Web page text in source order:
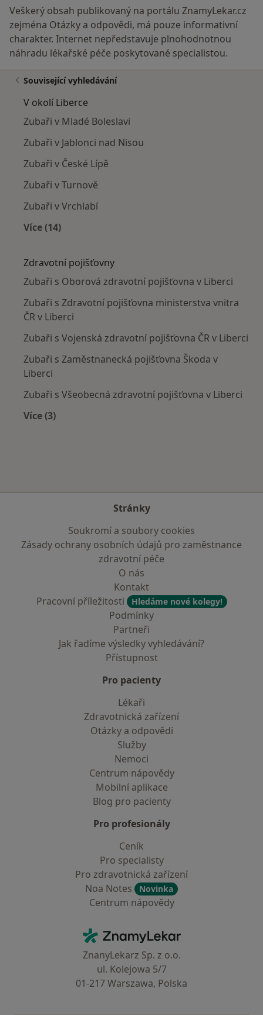
Veškerý obsah publikovaný na portálu ZnamyLekar.cz
zejména Otázky a odpovědi, má pouze informativní
charakter. Internet nepředstavuje plnohodnotnou
náhradu lékařské péče poskytované specialistou.
Související vyhledávání
V okolí Liberce
Zubaři v Mladé Boleslavi
Zubaři v Jablonci nad Nisou
Zubaři v České Lípě
Zubaři v Turnově
Zubaři v Vrchlabí
Více (14)
Zdravotní pojišťovny
Zubaři s Oborová zdravotní pojišťovna v Liberci
Zubaři s Zdravotní pojišťovna ministerstva vnitra
ČR v Liberci
Zubaři s Vojenská zdravotní pojišťovna ČR v Liberci
Zubaři s Zaměstnanecká pojišťovna Škoda v
Liberci
Zubaři s Všeobecná zdravotní pojišťovna v Liberci
Více (3)
Stránky
Soukromí a soubory cookies
Zásady ochrany osobních údajů pro zaměstnance
zdravotní péče
O nás
Kontakt
Pracovní příležitosti
Hledáme nové kolegy!
Podmínky
Partneři
Jak řadíme výsledky vyhledávání?
Přístupnost
Pro pacienty
Lékaři
Zdravotnická zařízení
Otázky a odpovědi
Služby
Nemoci
Centrum nápovědy
Mobilní aplikace
Blog pro pacienty
Pro profesionály
Ceník
Pro specialisty
Pro zdravotnická zařízení
Noa Notes
Novinka
Centrum nápovědy
ZnamyLekar - Hlavní stránka
ZnanyLekarz Sp. z o.o.
ul. Kolejowa 5/7
01-217 Warszawa, Polska